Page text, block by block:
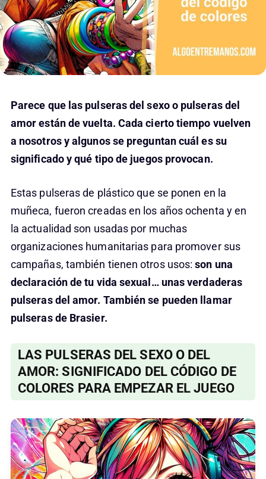
Parece que las pulseras del sexo o pulseras del
amor están de vuelta. Cada cierto tiempo vuelven
a nosotros y algunos se preguntan cuál es su
significado y qué tipo de juegos provocan.
Estas pulseras de plástico que se ponen en la
muñeca, fueron creadas en los años ochenta y en
la actualidad son usadas por muchas
organizaciones humanitarias para promover sus
campañas, también tienen otros usos:son una
declaración de tu vida sexual… unas verdaderas
pulseras del amor. También se pueden llamar
pulseras de Brasier.
LAS PULSERAS DEL SEXO O DEL
AMOR: SIGNIFICADO DEL CÓDIGO DE
COLORES PARA EMPEZAR EL JUEGO